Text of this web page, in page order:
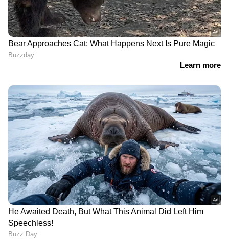
ശരീരഭാരം കുറയ്ക്കാൻ
സഹായിക്കുന്ന ആറ്
മുടി വളർച്ച വേ​
സഹായിക്കുന്ന മുട്ട
പാക്കുകൾ
കിഡ്‌നി സ്റ്റോൺ
പിടിപെടാതിരിക്കാൻ
ശ്രദ്ധിക്കേണ്ട 6 കാര്യങ്ങൾ
കാലുകളിലെ രക്തയോട്ടം
മെച്ചപ്പെടുത്തുന്നതിനുള്ള
അഞ്ച് വ്യായാമങ്ങൾ